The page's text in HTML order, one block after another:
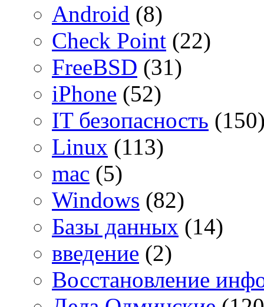
Android (8)
Check Point (22)
FreeBSD (31)
iPhone (52)
IT безопасность
Linux (113)
mac (5)
Windows (82)
Базы данных (14)
введение (2)
Восстановление